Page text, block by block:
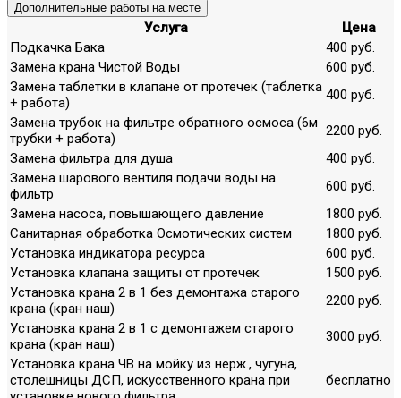
Дополнительные работы на месте
Услуга
Цена
Подкачка Бака
400 руб.
Замена крана Чистой Воды
600 руб.
Замена таблетки в клапане от протечек (таблетка
+ работа)
400 руб.
Замена трубок на фильтре обратного осмоса (6м
трубки + работа)
2200 руб.
Замена фильтра для душа
400 руб.
Замена шарового вентиля подачи воды на
фильтр
600 руб.
Замена насоса, повышающего давление
1800 руб.
Санитарная обработка Осмотических систем
1800 руб.
Установка индикатора ресурса
600 руб.
Установка клапана защиты от протечек
1500 руб.
Установка крана 2 в 1 без демонтажа старого
крана (кран наш)
2200 руб.
Установка крана 2 в 1 с демонтажем старого
крана (кран наш)
3000 руб.
Установка крана ЧВ на мойку из нерж., чугуна,
столешницы ДСП, искусственного крана при
бесплатно